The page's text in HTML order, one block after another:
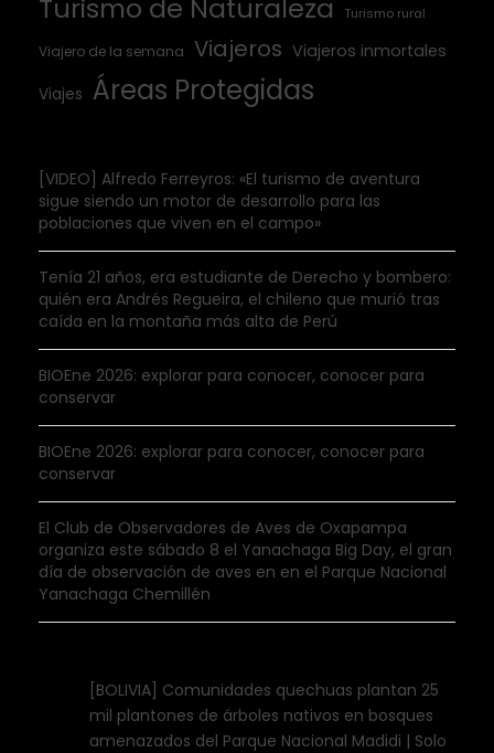
Turismo de Naturaleza Turismo rural
Viajero de la semana Viajeros Viajeros inmortales
Viajes Áreas Protegidas
[VIDEO] Alfredo Ferreyros: «El turismo de aventura
sigue siendo un motor de desarrollo para las
poblaciones que viven en el campo»
Tenía 21 años, era estudiante de Derecho y bombero:
quién era Andrés Regueira, el chileno que murió tras
caída en la montaña más alta de Perú
BIOEne 2026: explorar para conocer, conocer para
conservar
BIOEne 2026: explorar para conocer, conocer para
conservar
El Club de Observadores de Aves de Oxapampa
organiza este sábado 8 el Yanachaga Big Day, el gran
día de observación de aves en en el Parque Nacional
Yanachaga Chemillén
[BOLIVIA] Comunidades quechuas plantan 25
mil plantones de árboles nativos en bosques
amenazados del Parque Nacional Madidi | Solo